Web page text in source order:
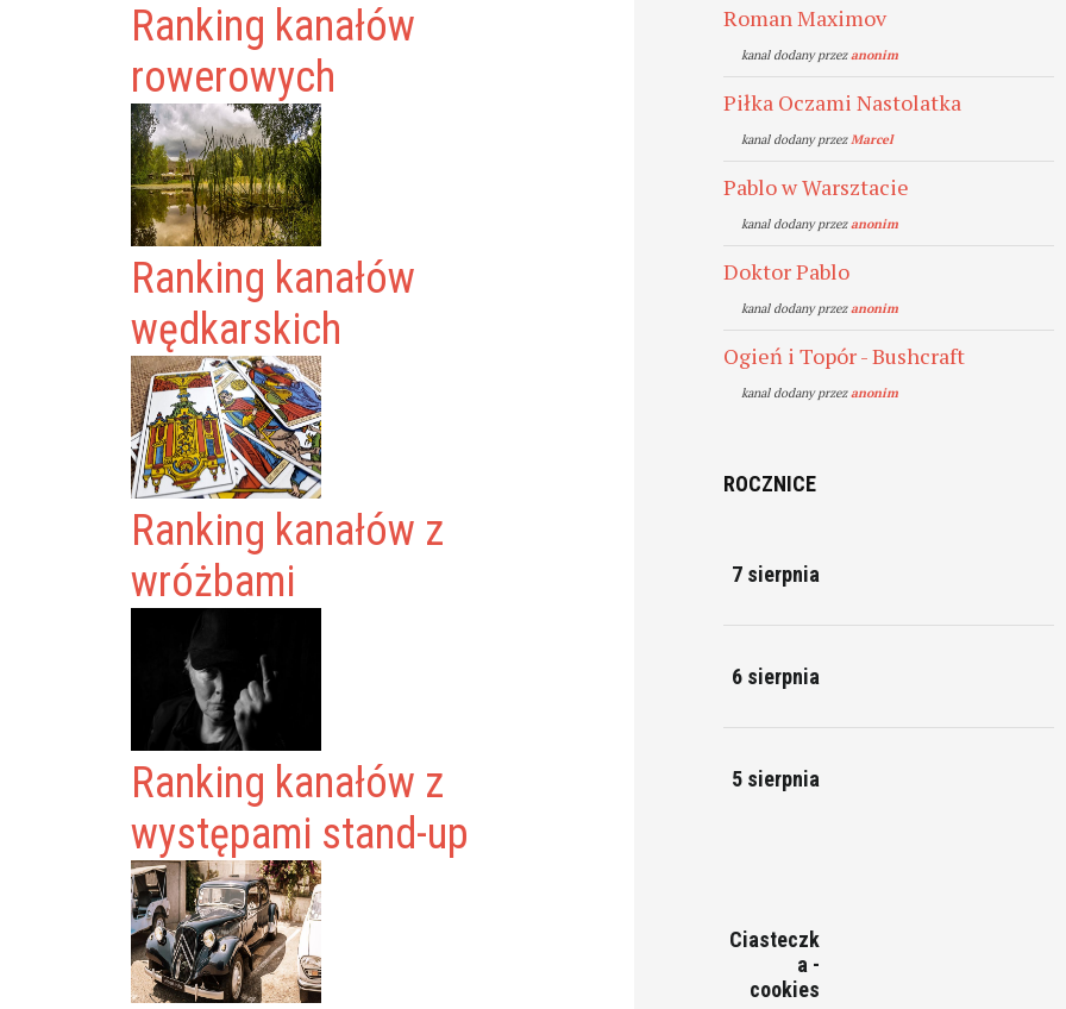
Ranking kanałów
rowerowych
Ranking kanałów
wędkarskich
Ranking kanałów z
wróżbami
Ranking kanałów z
występami stand-up
Roman Maximov
kanal dodany przezanonim
Piłka Oczami Nastolatka
kanal dodany przezMarcel
Pablo w Warsztacie
kanal dodany przezanonim
Doktor Pablo
kanal dodany przezanonim
Ogień i Topór - Bushcraft
kanal dodany przezanonim
ROCZNICE
7 sierpnia
6 sierpnia
5 sierpnia
Ciasteczk
a -
cookies